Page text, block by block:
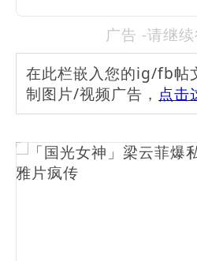
广告 -请继
在此栏嵌入您的ig/fb帖
制图片/视频广告， 点击